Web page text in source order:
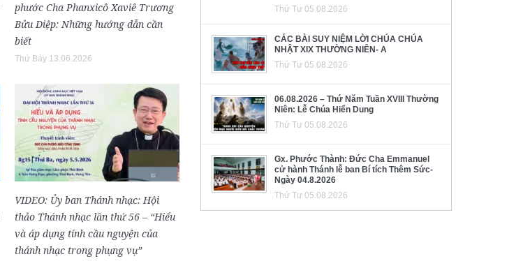
phước Cha Phanxicô Xaviê Trương
Bửu Diệp: Những hướng dẫn cần
biết
Thứ Bảy 13.06.2026
VIDEO: Ủy ban Thánh nhạc: Hội
thảo Thánh nhạc lần thứ 56 – “Hiểu
và áp dụng tính cầu nguyện của
thánh nhạc trong phụng vụ”
Thứ Tư 05.08.2026
CÁC BÀI SUY NIỆM LỜI CHÚA CHÚA
NHẬT XIX THƯỜNG NIÊN- A
Thứ Tư 05.08.2026
06.08.2026 – Thứ Năm Tuần XVIII Thường
Niên: Lễ Chúa Hiển Dung
Thứ Tư 05.08.2026
Gx. Phước Thành: Đức Cha Emmanuel
cử hành Thánh lễ ban Bí tích Thêm Sức-
Ngày 04.8.2026
Thứ Tư 05.08.2026